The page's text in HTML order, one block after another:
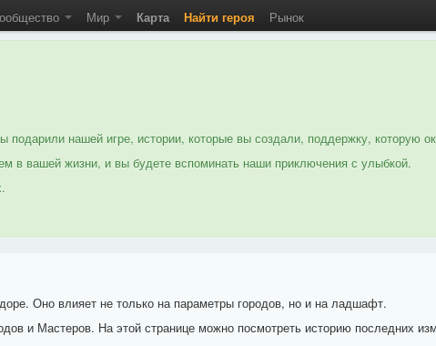
Мир Карта Найти героя Рынок
нашей игре, истории, которые вы создали, поддержку, которую
в вашей жизни, и вы будете вспоминать наши приключения с улыбкой.
Оно влияет не только на параметры городов, но и на ладшафт.
и Мастеров. На этой странице можно посмотреть историю последних